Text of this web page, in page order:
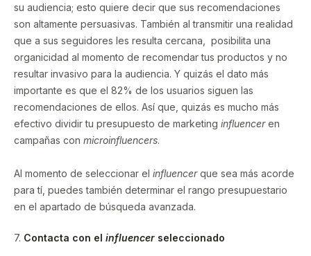
su audiencia; esto quiere decir que sus recomendaciones
son altamente persuasivas. También al transmitir una realidad
que a sus seguidores les resulta cercana, posibilita una
organicidad al momento de recomendar tus productos y no
resultar invasivo para la audiencia. Y quizás el dato más
importante es que el 82% de los usuarios siguen las
recomendaciones de ellos. Así que, quizás es mucho más
efectivo dividir tu presupuesto de marketing influenceren
campañas con microinfluencers.
Al momento de seleccionar el influencerque sea más acorde
para tí, puedes también determinar el rango presupuestario
en el apartado de búsqueda avanzada.
7. Contacta con el influencer seleccionado